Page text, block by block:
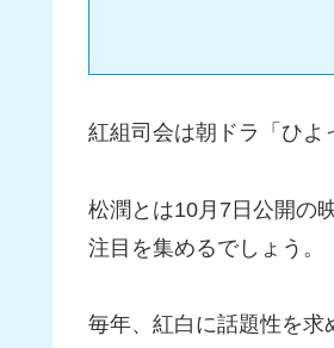
紅組司会は朝ドラ「ひよ
松潤とは10月7日公開の
注目を集めるでしょう。
毎年、紅白に話題性を求